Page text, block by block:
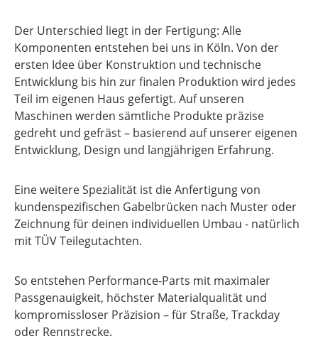
Der Unterschied liegt in der Fertigung: Alle
Komponenten entstehen bei uns in Köln. Von der
ersten Idee über Konstruktion und technische
Entwicklung bis hin zur finalen Produktion wird jedes
Teil im eigenen Haus gefertigt. Auf unseren
Maschinen werden sämtliche Produkte präzise
gedreht und gefräst – basierend auf unserer eigenen
Entwicklung, Design und langjährigen Erfahrung.
Eine weitere Spezialität ist die Anfertigung von
kundenspezifischen Gabelbrücken nach Muster oder
Zeichnung für deinen individuellen Umbau - natürlich
mit TÜV Teilegutachten.
So entstehen Performance-Parts mit maximaler
Passgenauigkeit, höchster Materialqualität und
kompromissloser Präzision – für Straße, Trackday
oder Rennstrecke.